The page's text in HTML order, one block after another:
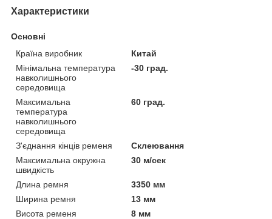
Характеристики
Основні
Країна виробник
Китай
Мінімальна температура
навколишнього
середовища
-30 град.
Максимальна
температура
навколишнього
середовища
60 град.
З'єднання кінців ременя
Склеювання
Максимальна окружна
швидкість
30 м/сек
Длина ремня
3350 мм
Ширина ремня
13 мм
Висота ременя
8 мм